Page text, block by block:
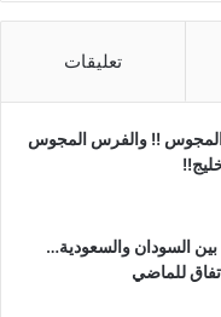
تعليقات
!! والفرس المجوس
بين السودان والسعودية…
للماضي